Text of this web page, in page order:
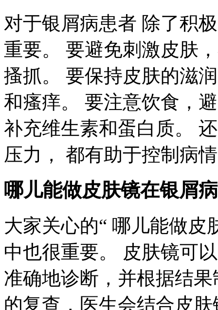
对于银屑病患者 除了积
重要。 要避免刺激皮肤
搔抓。 要保持皮肤的滋
和瘙痒。 要注意饮食，
补充维生素和蛋白质。
压力， 都有助于控制病
哪儿能做皮肤镜在银屑
大家关心的“ 哪儿能做皮
中也很重要。 皮肤镜可
准确地诊断，并根据结
的复查，医生会结合皮